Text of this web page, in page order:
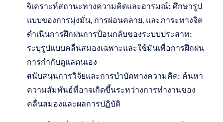
วิเคราะห์สถานะทางความคิดและอารมณ์: ศึกษารูป
แบบของการมุ่งมั่น, การผ่อนคลาย, และภาระทางจิต
ดำเนินการฝึกฝนการป้อนกลับของระบบประสาท:
ระบุรูปแบบคลื่นสมองเฉพาะและใช้มันเพื่อการฝึกฝน
การกำกับดูแลตนเอง
สนับสนุนการวิจัยและการบำบัดทางความคิด: ค้นหา
ความสัมพันธ์ที่อาจเกิดขึ้นระหว่างการทำงานของ
คลื่นสมองและผลการปฏิบัติ